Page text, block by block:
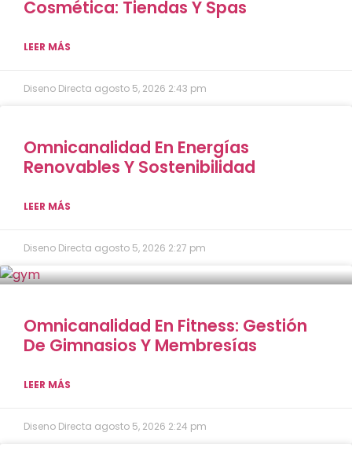
Cosmética: Tiendas Y Spas
LEER MÁS
Diseno Directa agosto 5, 2026 2:43 pm
Omnicanalidad En Energías
Renovables Y Sostenibilidad
LEER MÁS
Diseno Directa agosto 5, 2026 2:27 pm
Omnicanalidad En Fitness: Gestión
De Gimnasios Y Membresías
LEER MÁS
Diseno Directa agosto 5, 2026 2:24 pm